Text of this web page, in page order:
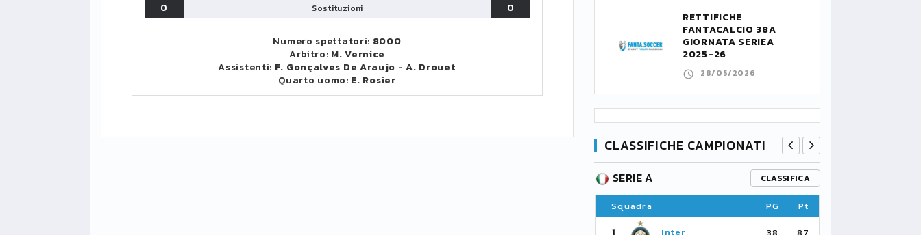
0
Sostituzioni 0
Numero spettatori: 8000
Arbitro: M. Vernice
Assistenti: F. Gonçalves De Araujo -A. Drouet
Quarto uomo: E. Rosier
RETTIFICHE
FANTACALCIO 38A
GIORNATA SERIEA
2025-26
28/05/2026
CLASSIFICHE CAMPIONATI
SERIE A CLASSIFICA
Squadra PG Pt
Inter 38 87